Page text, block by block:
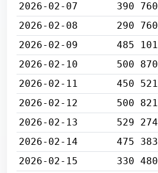
2026-02-07
390 760
2026-02-08
290 760
2026-02-09
485 101
2026-02-10
500 870
2026-02-11
450 521
2026-02-12
500 821
2026-02-13
529 274
2026-02-14
475 383
2026-02-15
330 480